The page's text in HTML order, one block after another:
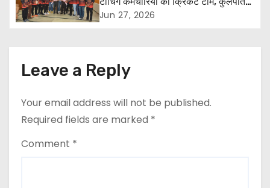
a
o
n
डॉ. एच.के. अग्रवाल ने दी शुभकामनाएं
Jun 27, 2026
Leave a Reply
Your email address will not be published.
Required fields are marked *
Comment *